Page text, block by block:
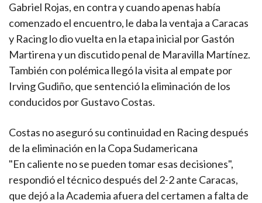
Gabriel Rojas, en contra y cuando apenas había
comenzado el encuentro, le daba la ventaja a Caracas
y Racing lo dio vuelta en la etapa inicial por Gastón
Martirena y un discutido penal de Maravilla Martínez.
También con polémica llegó la visita al empate por
Irving Gudiño, que sentenció la eliminación de los
conducidos por Gustavo Costas.
Costas no aseguró su continuidad en Racing después
de la eliminación en la Copa Sudamericana
"En caliente no se pueden tomar esas decisiones",
respondió el técnico después del 2-2 ante Caracas,
que dejó a la Academia afuera del certamen a falta de